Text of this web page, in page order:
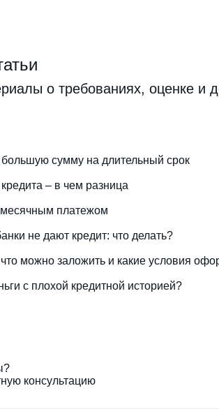
о требованиях, оценке и
большую сумму на длительный срок
– в чем разница
платежом
не дают кредит: что делать?
что можно заложить и какие условия
с плохой кредитной историей?
консультацию